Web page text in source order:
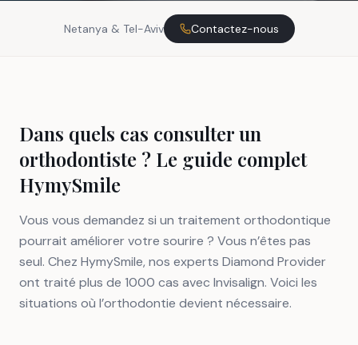
Netanya & Tel-Aviv Contactez-nous
Dans quels cas consulter un
orthodontiste ? Le guide complet
HymySmile
Vous vous demandez si un traitement orthodontique
pourrait améliorer votre sourire ? Vous n’êtes pas
seul. Chez HymySmile, nos experts Diamond Provider
ont traité plus de 1000 cas avec Invisalign. Voici les
situations où l’orthodontie devient nécessaire.